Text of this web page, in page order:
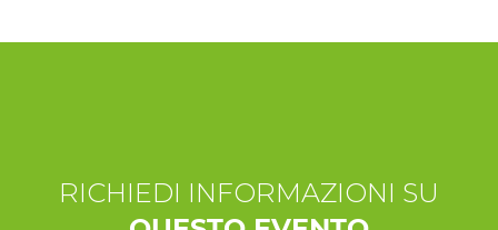
RICHIEDI INFORMAZIONI SU